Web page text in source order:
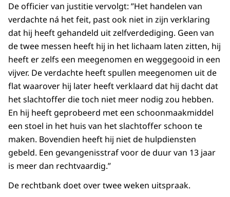
De officier van justitie vervolgt: ”Het handelen van
verdachte ná het feit, past ook niet in zijn verklaring
dat hij heeft gehandeld uit zelfverdediging. Geen van
de twee messen heeft hij in het lichaam laten zitten, hij
heeft er zelfs een meegenomen en weggegooid in een
vijver. De verdachte heeft spullen meegenomen uit de
flat waarover hij later heeft verklaard dat hij dacht dat
het slachtoffer die toch niet meer nodig zou hebben.
En hij heeft geprobeerd met een schoonmaakmiddel
een stoel in het huis van het slachtoffer schoon te
maken. Bovendien heeft hij niet de hulpdiensten
gebeld. Een gevangenisstraf voor de duur van 13 jaar
is meer dan rechtvaardig.”
De rechtbank doet over twee weken uitspraak.